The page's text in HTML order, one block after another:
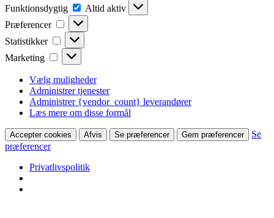
Funktionsdygtig
Funktionsdygtig
Altid aktiv
Præferencer
Præferencer
Statistikker Statistikker
Marketing Marketing
Vælg muligheder
Administrer tjenester
Administrer {vendor_count} leverandører
Læs mere om disse formål
Accepter cookies Afvis Se præferencer Gem præferencer
Se
præferencer
Privatlivspolitik